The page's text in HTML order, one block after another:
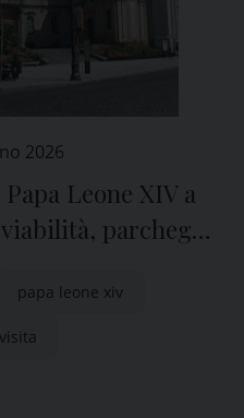
2026
Leone XIV a
parcheggi
papa leone xiv
visita